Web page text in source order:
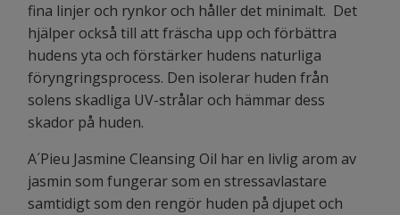
fina linjer och rynkor och håller det minimalt. Det
hjälper också till att fräscha upp och förbättra
hudens yta och förstärker hudens naturliga
föryngringsprocess. Den isolerar huden från
solens skadliga UV-strålar och hämmar dess
skador på huden.
A´Pieu Jasmine Cleansing Oil har en livlig arom av
jasmin som fungerar som en stressavlastare
samtidigt som den rengör huden på djupet och